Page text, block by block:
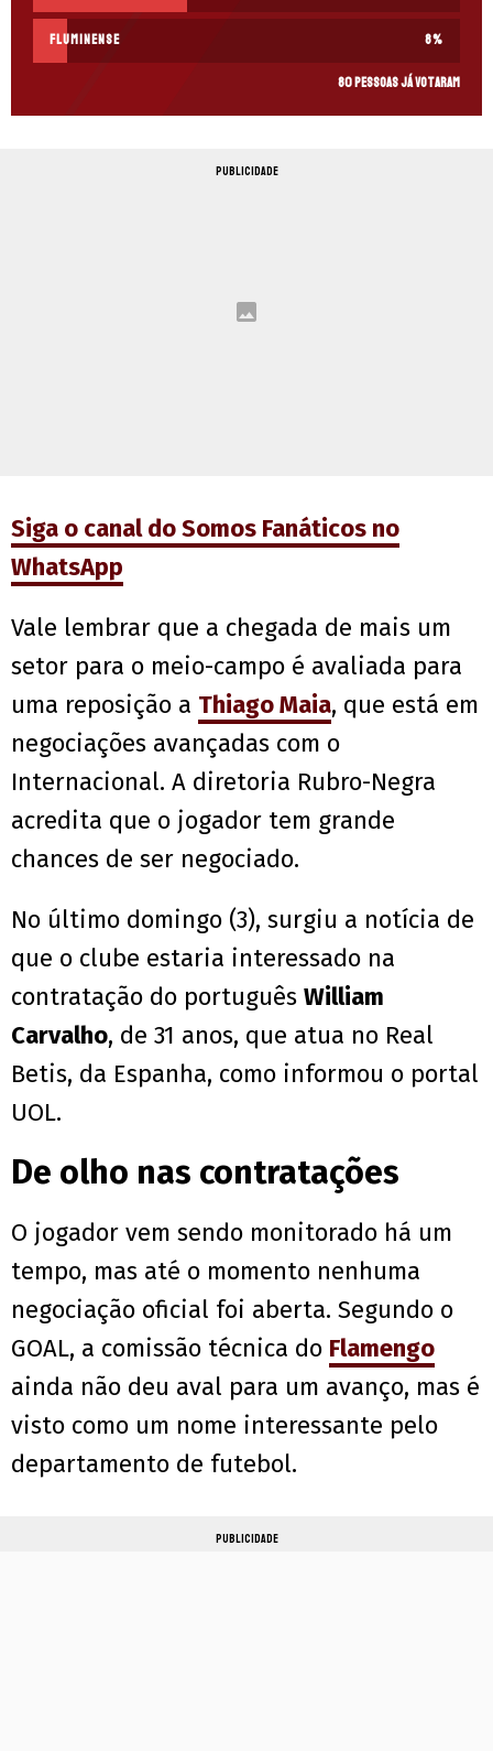
Fluminense 8%
80 pessoas já votaram
PUBLICIDADE
Siga o canal do Somos Fanáticos no
WhatsApp
Vale lembrar que a chegada de mais um
setor para o meio-campo é avaliada para
uma reposição a Thiago Maia, que está em
negociações avançadas com o
Internacional. A diretoria Rubro-Negra
acredita que o jogador tem grande
chances de ser negociado.
No último domingo (3), surgiu a notícia de
que o clube estaria interessado na
contratação do português William
Carvalho, de 31 anos, que atua no Real
Betis, da Espanha, como informou o portal
UOL.
De olho nas contratações
O jogador vem sendo monitorado há um
tempo, mas até o momento nenhuma
negociação oficial foi aberta. Segundo o
GOAL, a comissão técnica do Flamengo
ainda não deu aval para um avanço, mas é
visto como um nome interessante pelo
departamento de futebol.
PUBLICIDADE